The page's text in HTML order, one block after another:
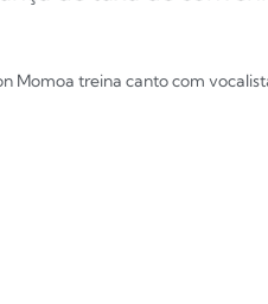
Momoa treina canto com